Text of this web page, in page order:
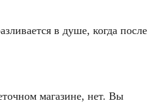
в душе, когда после
магазине, нет. Вы